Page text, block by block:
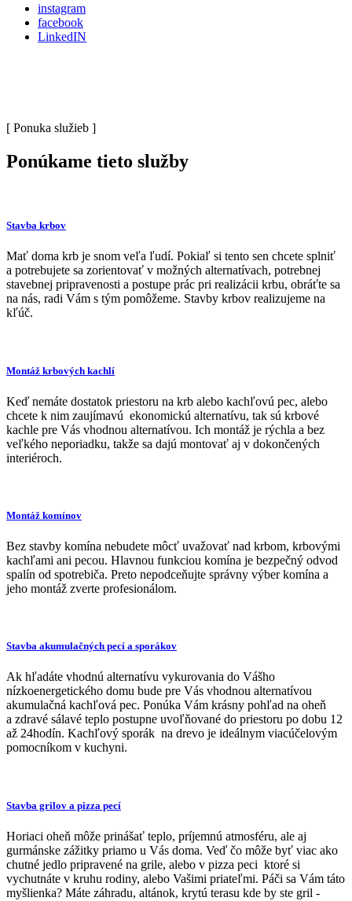
instagram
facebook
LinkedIN
[ Ponuka služieb ]
Ponúkame tieto služby
Stavba krbov
Mať doma krb je snom veľa ľudí. Pokiaľ si tento sen chcete splniť
a potrebujete sa zorientovať v možných alternatívach, potrebnej
stavebnej pripravenosti a postupe prác pri realizácii krbu, obráťte sa
na nás, radi Vám s tým pomôžeme. Stavby krbov realizujeme na
kľúč.
Montáž krbových kachlí
Keď nemáte dostatok priestoru na krb alebo kachľovú pec, alebo
chcete k nim zaujímavú ekonomickú alternatívu, tak sú krbové
kachle pre Vás vhodnou alternatívou. Ich montáž je rýchla a bez
veľkého neporiadku, takže sa dajú montovať aj v dokončených
interiéroch.
Montáž komínov
Bez stavby komína nebudete môcť uvažovať nad krbom, krbovými
kachľami ani pecou. Hlavnou funkciou komína je bezpečný odvod
spalín od spotrebiča. Preto nepodceňujte správny výber komína a
jeho montáž zverte profesionálom.
Stavba akumulačných pecí a sporákov
Ak hľadáte vhodnú alternatívu vykurovania do Vášho
nízkoenergetického domu bude pre Vás vhodnou alternatívou
akumulačná kachľová pec. Ponúka Vám krásny pohľad na oheň
a zdravé sálavé teplo postupne uvoľňované do priestoru po dobu 12
až 24hodín. Kachľový sporák na drevo je ideálnym viacúčelovým
pomocníkom v kuchyni.
Stavba grilov a pizza pecí
Horiaci oheň môže prinášať teplo, príjemnú atmosféru, ale aj
gurmánske zážitky priamo u Vás doma. Veď čo môže byť viac ako
chutné jedlo pripravené na grile, alebo v pizza peci ktoré si
vychutnáte v kruhu rodiny, alebo Vašimi priateľmi. Páči sa Vám táto
myšlienka? Máte záhradu, altánok, krytú terasu kde by ste gril -